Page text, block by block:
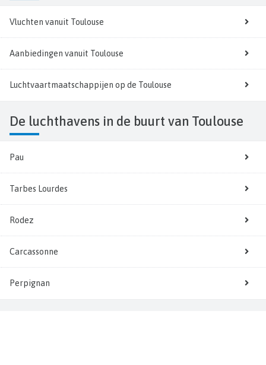
Vluchten vanuit Toulouse
Aanbiedingen vanuit Toulouse
Luchtvaartmaatschappijen op de Toulouse
De luchthavens in de buurt van Toulouse
Pau
Tarbes Lourdes
Rodez
Carcassonne
Perpignan